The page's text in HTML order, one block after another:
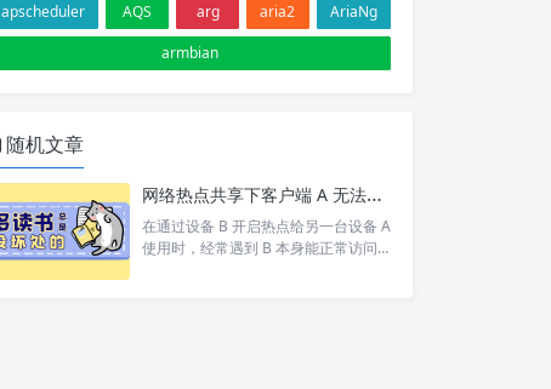
apscheduler
AQS arg aria2
AriaNg
armbian
随机文章
网络热点共享下客户端 A 无法访问目标设备 C 排查
在通过设备 B 开启热点给另一台设备 A
使用时，经常遇到 B 本身能正常访问网